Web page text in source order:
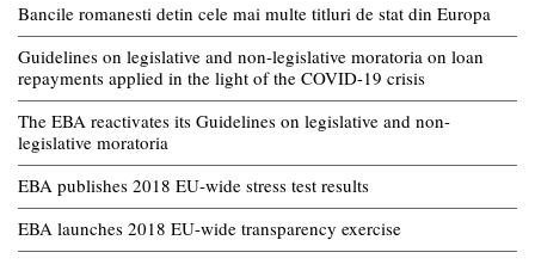
Bancile romanesti detin cele mai multe titluri de stat din Europa
Guidelines on legislative and non-legislative moratoria on loan
repayments applied in the light of the COVID-19 crisis
The EBA reactivates its Guidelines on legislative and non-
legislative moratoria
EBA publishes 2018 EU-wide stress test results
EBA launches 2018 EU-wide transparency exercise